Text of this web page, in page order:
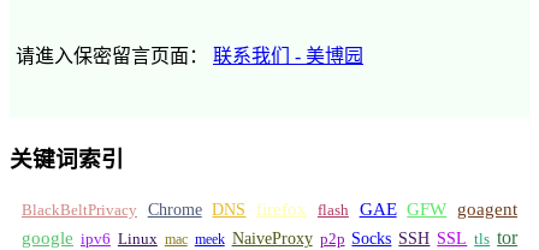
请進入保密留言页面： 联系我们 - 美博园
关键词索引
BlackBeltPrivacy Chrome DNS firefox flash GAE GFW
goagent
google ipv6 Linux mac meek NaiveProxy p2p Socks SSH SSL tls tor